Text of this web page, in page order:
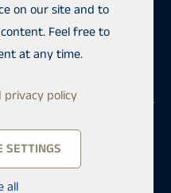
LKV
ja sinulla on LKV-
Meillä
ja työaikoihin. Lisäksi
jatkuvasta
on our site and to
Feel free to
at any time.
privacy policy
SETTINGS
all